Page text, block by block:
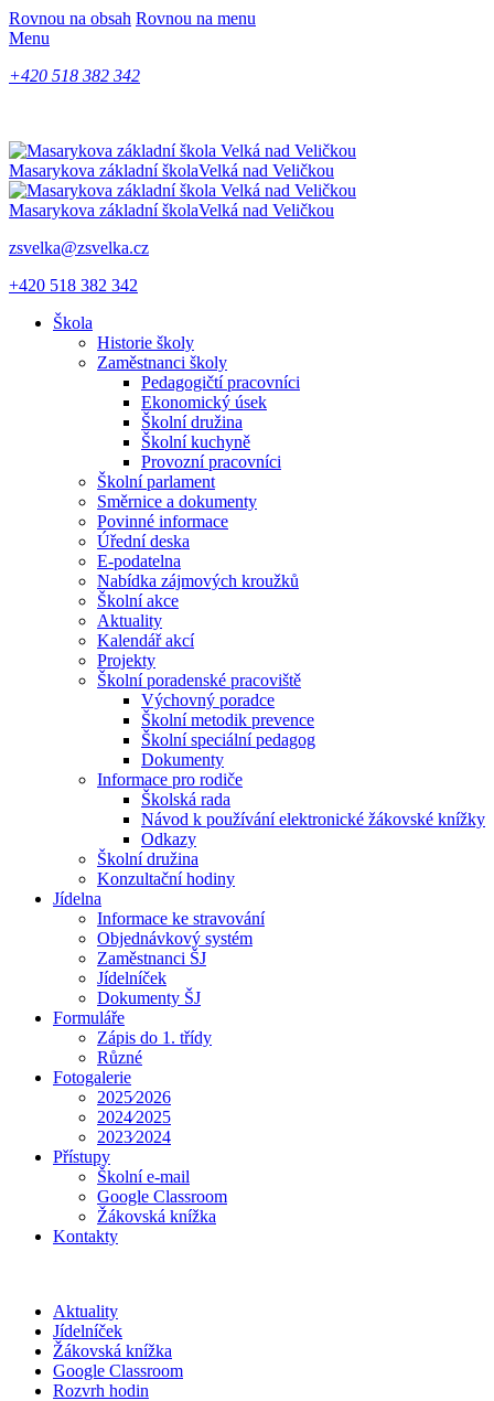
Rovnou na obsah Rovnou na menu
Menu
+420 518 382 342
Masarykova základní školaVelká nad Veličkou
Masarykova základní školaVelká nad Veličkou
zsvelka@zsvelka.cz
+420 518 382 342
Škola
Historie školy
Zaměstnanci školy
Pedagogičtí pracovníci
Ekonomický úsek
Školní družina
Školní kuchyně
Provozní pracovníci
Školní parlament
Směrnice a dokumenty
Povinné informace
Úřední deska
E-podatelna
Nabídka zájmových kroužků
Školní akce
Aktuality
Kalendář akcí
Projekty
Školní poradenské pracoviště
Výchovný poradce
Školní metodik prevence
Školní speciální pedagog
Dokumenty
Informace pro rodiče
Školská rada
Návod k používání elektronické žákovské knížky
Odkazy
Školní družina
Konzultační hodiny
Jídelna
Informace ke stravování
Objednávkový systém
Zaměstnanci ŠJ
Jídelníček
Dokumenty ŠJ
Formuláře
Zápis do 1. třídy
Různé
Fotogalerie
2025⁄2026
2024⁄2025
2023⁄2024
Přístupy
Školní e-mail
Google Classroom
Žákovská knížka
Kontakty
Aktuality
Jídelníček
Žákovská knížka
Google Classroom
Rozvrh hodin